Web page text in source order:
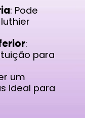
: Pode
:
para
um
ideal para